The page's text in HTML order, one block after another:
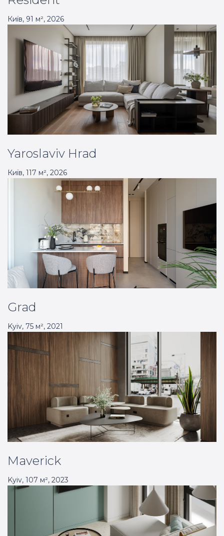
Київ, 91 м², 2026
Yaroslaviv Hrad
Київ, 117 м², 2026
Grad
Kyiv, 75 м², 2021
Maverick
Kyiv, 107 м², 2023